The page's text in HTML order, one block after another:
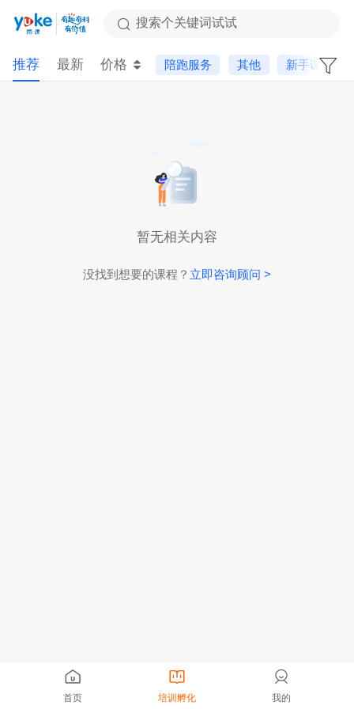
搜索个关键词试试
推荐 最新 价格 陪跑服务 其他 新手课
暂无相关内容
没找到想要的课程？ 立即咨询顾问 >
首页 培训孵化 我的